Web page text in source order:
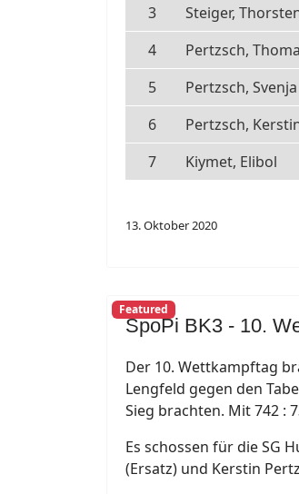
3
Steiger,
4
Pertzsch,
5
Pertzsch, Svenja
6
Pertzsch,
7
Kiymet, Elibol
13. Oktober 2020
Featured
SpoPi BK3 - 10.
Der 10. Wettkampftag
Lengfeld gegen den
Sieg brachten. Mit 742 :
Es schossen für die SG
(Ersatz) und Kerstin